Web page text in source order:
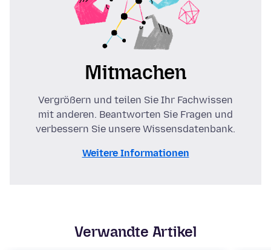
Mitmachen
Vergrößern und teilen Sie Ihr Fachwissen
mit anderen. Beantworten Sie Fragen und
verbessern Sie unsere Wissensdatenbank.
Weitere Informationen
Verwandte Artikel